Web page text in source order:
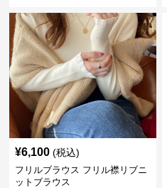
¥6,100 (税込)
フリルブラウス フリル襟リブニ
ットブラウス